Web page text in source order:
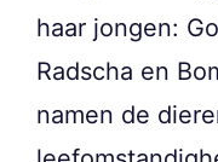
haar jongen:
Radscha en
namen de